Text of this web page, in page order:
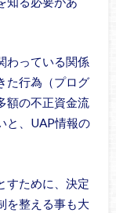
わっている関係
た行為（プログ
額の不正資金流
と、UAP情報の
すために、決定
を整える事も大